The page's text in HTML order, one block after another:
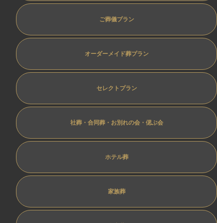
ご葬儀プラン
オーダーメイド葬プラン
セレクトプラン
社葬・合同葬・お別れの会・偲ぶ会
ホテル葬
家族葬